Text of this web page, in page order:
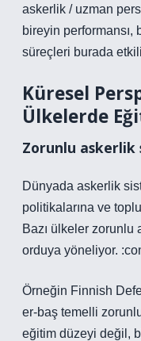
askerlik / uzman
bireyin performansı,
süreçleri burada
Küresel
Ülkelerde
Zorunlu
Dünyada askerlik
politikalarına ve
Bazı ülkeler zorunlu
orduya yöneliyor.
Örneğin Finnish
er‑baş temelli
eğitim düzeyi değil,